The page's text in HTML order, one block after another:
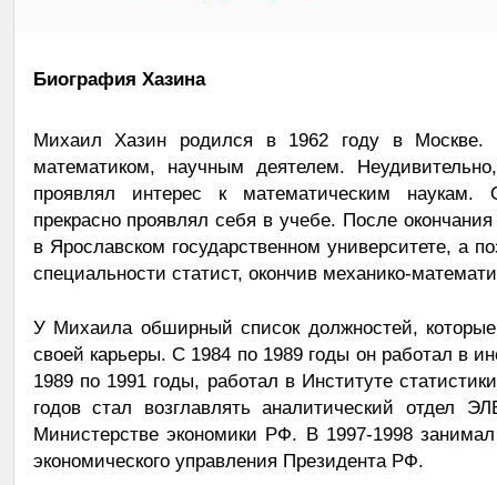
Биография Хазина
Михаил Хазин родился в 1962 году в
математиком, научным деятелем.
проявлял интерес к математическим
прекрасно проявлял себя в учебе. После
в Ярославском государственном университете, а
специальности статист, окончив механико-
У Михаила обширный список должностей,
своей карьеры. С 1984 по 1989 годы он работал в
1989 по 1991 годы, работал в Институте
годов стал возглавлять аналитический отдел
Министерстве экономики РФ. В 1997-1998
экономического управления Президента РФ.